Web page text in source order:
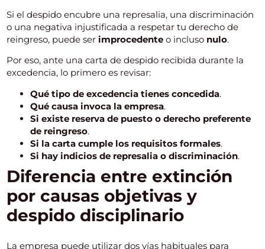
Si el despido encubre una represalia, una discriminación
o una negativa injustificada a respetar tu derecho de
reingreso, puede serimprocedente o incluso nulo.
Por eso, ante una carta de despido recibida durante la
excedencia, lo primero es revisar:
Qué tipo de excedencia tienes concedida.
Qué causa invoca la empresa.
Si existe reserva de puesto o derecho preferente
de reingreso.
Si la carta cumple los requisitos formales.
Si hay indicios de represalia o discriminación.
Diferencia entre extinción
por causas objetivas y
despido disciplinario
La empresa puede utilizar dos vías habituales para